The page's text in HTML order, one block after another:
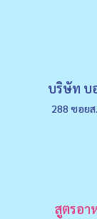
บริษัท บ
288 ซอย
สูตรอา